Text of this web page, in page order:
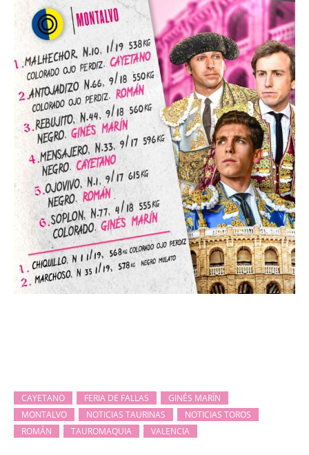
CAYETANO FERIA DE FALLAS
GINÉS MARÍN
MONTALVO
NOTICIAS TAURINAS
NOTICIAS TOROS
ROMÁN
TAUROMAQUIA VALENCIA